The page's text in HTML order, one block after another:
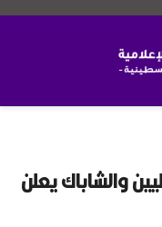
والشاباك يعلن